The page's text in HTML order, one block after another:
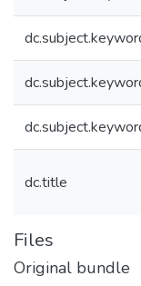
dc.title
Files
Original bundle